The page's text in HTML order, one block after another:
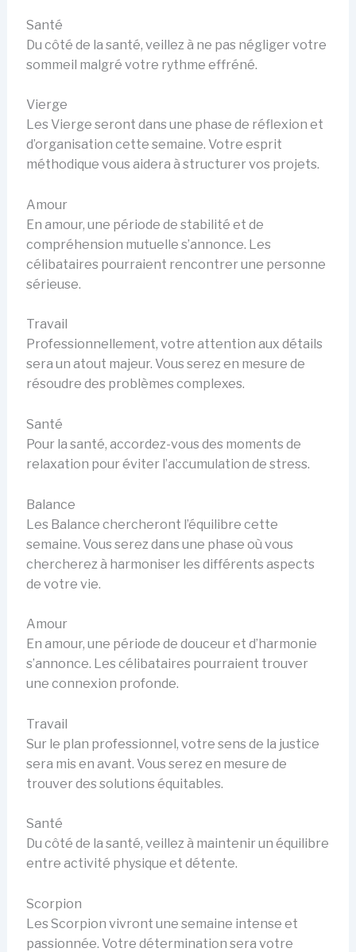
Santé
Du côté de la santé, veillez à ne pas négliger votre
sommeil malgré votre rythme effréné.
Vierge
Les Vierge seront dans une phase de réflexion et
d’organisation cette semaine. Votre esprit
méthodique vous aidera à structurer vos projets.
Amour
En amour, une période de stabilité et de
compréhension mutuelle s’annonce. Les
célibataires pourraient rencontrer une personne
sérieuse.
Travail
Professionnellement, votre attention aux détails
sera un atout majeur. Vous serez en mesure de
résoudre des problèmes complexes.
Santé
Pour la santé, accordez-vous des moments de
relaxation pour éviter l’accumulation de stress.
Balance
Les Balance chercheront l’équilibre cette
semaine. Vous serez dans une phase où vous
chercherez à harmoniser les différents aspects
de votre vie.
Amour
En amour, une période de douceur et d’harmonie
s’annonce. Les célibataires pourraient trouver
une connexion profonde.
Travail
Sur le plan professionnel, votre sens de la justice
sera mis en avant. Vous serez en mesure de
trouver des solutions équitables.
Santé
Du côté de la santé, veillez à maintenir un équilibre
entre activité physique et détente.
Scorpion
Les Scorpion vivront une semaine intense et
passionnée. Votre détermination sera votre